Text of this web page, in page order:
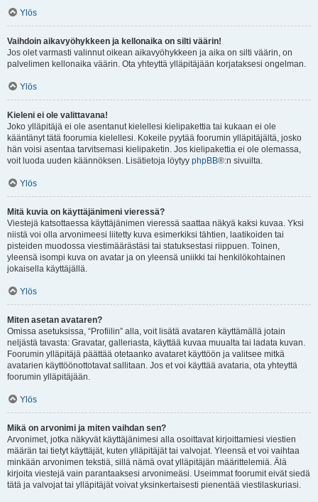
Ylös
Vaihdoin aikavyöhykkeen ja kellonaika on silti väärin!
Jos olet varmasti valinnut oikean aikavyöhykkeen ja aika on silti väärin, on
palvelimen kellonaika väärin. Ota yhteyttä ylläpitäjään korjataksesi ongelman.
Ylös
Kieleni ei ole valittavana!
Joko ylläpitäjä ei ole asentanut kielellesi kielipakettia tai kukaan ei ole
kääntänyt tätä foorumia kielellesi. Kokeile pyytää foorumin ylläpitäjältä, josko
hän voisi asentaa tarvitsemasi kielipaketin. Jos kielipakettia ei ole olemassa,
voit luoda uuden käännöksen. Lisätietoja löytyy phpBB®:n sivuilta.
Ylös
Mitä kuvia on käyttäjänimeni vieressä?
Viestejä katsottaessa käyttäjänimen vieressä saattaa näkyä kaksi kuvaa. Yksi
niistä voi olla arvonimeesi liitetty kuva esimerkiksi tähtien, laatikoiden tai
pisteiden muodossa viestimäärästäsi tai statuksestasi riippuen. Toinen,
yleensä isompi kuva on avatar ja on yleensä uniikki tai henkilökohtainen
jokaisella käyttäjällä.
Ylös
Miten asetan avataren?
Omissa asetuksissa, “Profiilin” alla, voit lisätä avataren käyttämällä jotain
neljästä tavasta: Gravatar, galleriasta, käyttää kuvaa muualta tai ladata kuvan.
Foorumin ylläpitäjä päättää otetaanko avataret käyttöön ja valitsee mitkä
avatarien käyttöönottotavat sallitaan. Jos et voi käyttää avataria, ota yhteyttä
foorumin ylläpitäjään.
Ylös
Mikä on arvonimi ja miten vaihdan sen?
Arvonimet, jotka näkyvät käyttäjänimesi alla osoittavat kirjoittamiesi viestien
määrän tai tietyt käyttäjät, kuten ylläpitäjät tai valvojat. Yleensä et voi vaihtaa
minkään arvonimen tekstiä, sillä nämä ovat ylläpitäjän määrittelemiä. Älä
kirjoita viestejä vain parantaaksesi arvonimeäsi. Useimmat foorumit eivät siedä
tätä ja valvojat tai ylläpitäjät voivat yksinkertaisesti pienentää viestilaskuriasi.